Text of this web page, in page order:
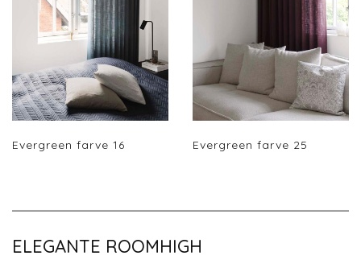
Evergreen farve 16 Evergreen farve 25
ELEGANTE ROOMHIGH